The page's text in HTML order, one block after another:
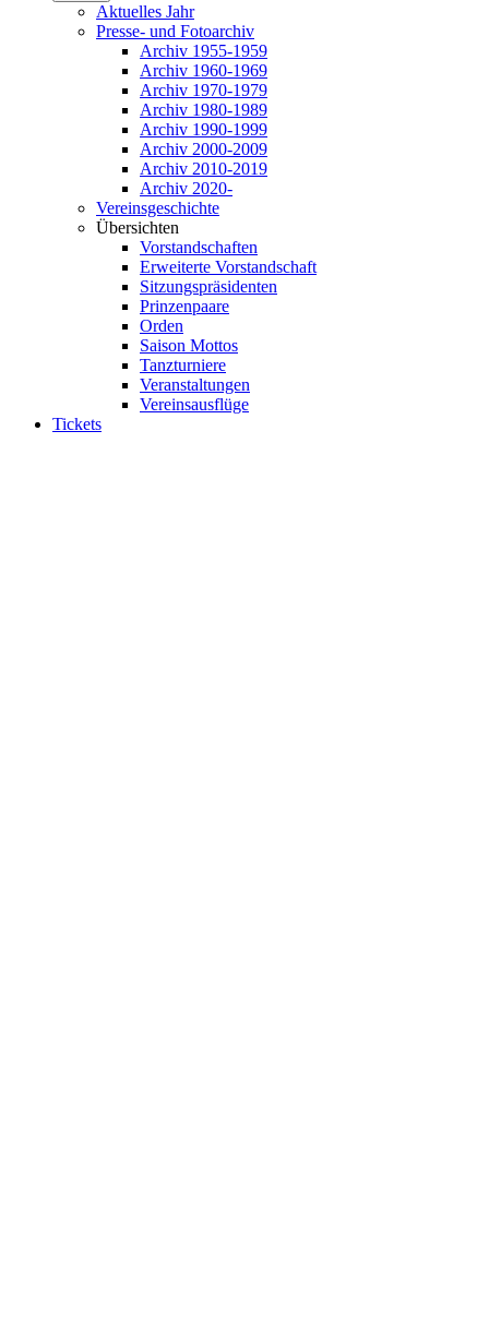
Aktuelles Jahr
Presse- und Fotoarchiv
Archiv 1955-1959
Archiv 1960-1969
Archiv 1970-1979
Archiv 1980-1989
Archiv 1990-1999
Archiv 2000-2009
Archiv 2010-2019
Archiv 2020-
Vereinsgeschichte
Übersichten
Vorstandschaften
Erweiterte Vorstandschaft
Sitzungspräsidenten
Prinzenpaare
Orden
Saison Mottos
Tanzturniere
Veranstaltungen
Vereinsausflüge
Tickets